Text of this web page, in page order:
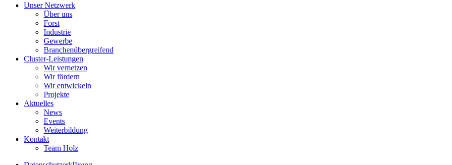
Unser Netzwerk
Über uns
Forst
Industrie
Gewerbe
Branchenübergreifend
Cluster-Leistungen
Wir vernetzen
Wir fördern
Wir entwickeln
Projekte
Aktuelles
News
Events
Weiterbildung
Kontakt
Team Holz